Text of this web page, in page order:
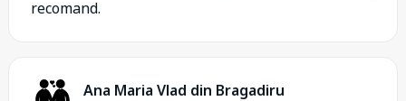
recomand.
Ana Maria Vlad din Bragadiru